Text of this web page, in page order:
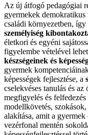
Az új átfogó pedagógiai
gyermekek demokratikus
családi környezetben, így
személyiség
életkori és egyéni
figyelembe vételével
készségeinek és
gyermek
képességek fejlesztése, a
cselekvéses tanulás és
megfigyelés és felfedezés
modellkövetés,
alakítása, amit a
vezérfonal mentén